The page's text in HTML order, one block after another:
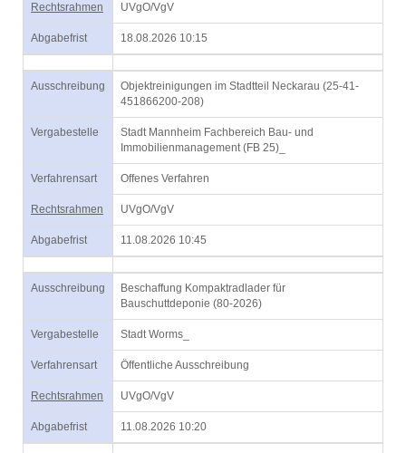
Rechtsrahmen UVgO/VgV
Abgabefrist 18.08.2026 10:15
Ausschreibung
Objektreinigungen im Stadtteil Neckarau (25-41-
451866200-208)
Vergabestelle
Stadt Mannheim Fachbereich Bau- und
Immobilienmanagement (FB 25)_
Verfahrensart Offenes Verfahren
Rechtsrahmen UVgO/VgV
Abgabefrist 11.08.2026 10:45
Ausschreibung
Beschaffung Kompaktradlader für
Bauschuttdeponie (80-2026)
Vergabestelle Stadt Worms_
Verfahrensart Öffentliche Ausschreibung
Rechtsrahmen UVgO/VgV
Abgabefrist 11.08.2026 10:20